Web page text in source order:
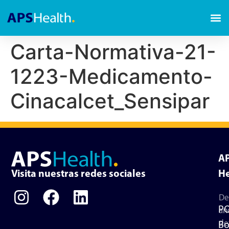
Carta-Normativa-21-
1223-Medicamento-
Cinacalcet_Sensipar
Visita nuestras redes sociales